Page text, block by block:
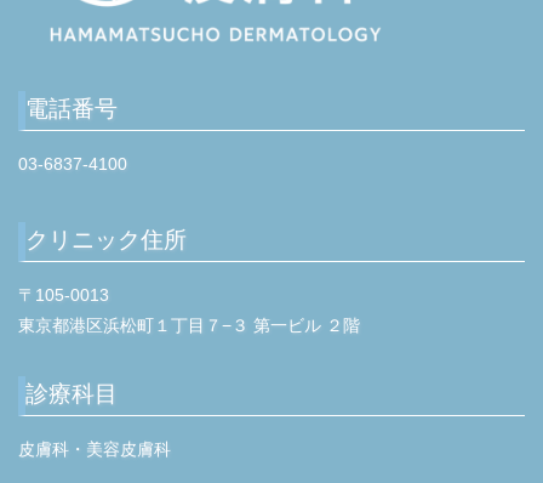
電話番号
03-6837-4100
クリニック住所
〒105-0013
東京都港区浜松町１丁目７−３ 第一ビル ２階
診療科目
皮膚科・美容皮膚科